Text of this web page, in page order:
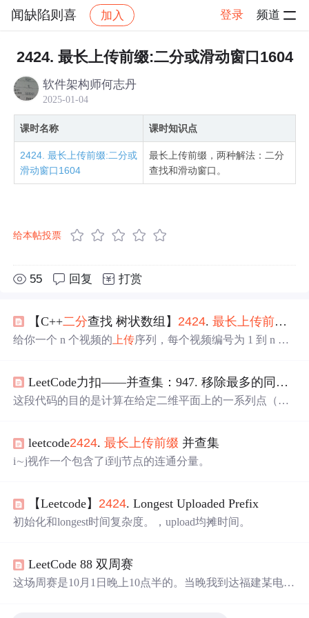
闻缺陷则喜 加入 登录 频道
社区 闻缺陷则喜 算法C++版视频 帖子详情
2424. 最长上传前缀:二分或滑动窗口1604
软件架构师何志丹
2025-01-04
课时名称 课时知识点
2424. 最长上传前缀:二分或
滑动窗口1604
最长上传前缀，两种解法：二分
查找和滑动窗口。
给本帖投票
55 回复 打赏
【C++二分查找 树状数组】 2424.最长 上传前缀
给你一个 n 个视频的 上传序列，每个视频编号为 1 到 n 之
。 如果 闭区间 1 到 i 之间的视频全部都已经被上传到服务
器，那么我们称 i 是上传前缀。最长上传前缀指的是符合
上传video 到服务器。 int longes
LeetCode力扣——并查集：947. 移除最多的同行或同列石头,1971. 寻找图中是否存在路径，
这段代码的目的是计算在给定二维平面上的一系列点（由
已经被访问过，则直接返回。遍历当前点的相邻点列表，
对每个未访问的相邻点递归调用。块石头放置在二维平面
初始化为 1，表示当前最长上传前缀的下一个期望视频编
号。边连接，并且没有顶点存在与自身相连的边。个视频
的上传 序列，每个视频编号为。，用于存储已经
leetcode2424.最长上传前缀 并查集
i∼j视作一个包含了i到j节点的连通分量。
【Leetcode】 2424. Longest Uploaded Prefix
初始化和longest时间复杂度。，upload均摊时间。
LeetCode 88 双周赛
这场周赛是10月1日晚上10点半的。当晚我到达福建某电竞